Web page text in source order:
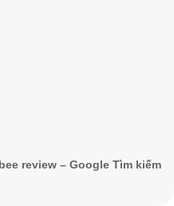
review – Google Tìm kiếm